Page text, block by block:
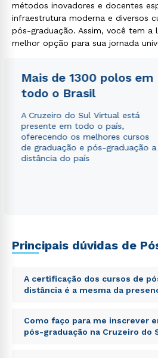
métodos inovadores e docentes
infraestrutura moderna e diversos
pós-graduação. Assim, você tem a
melhor opção para sua jornada
Mais de 1300 polos em
todo o Brasil
A Cruzeiro do Sul Virtual está
presente em todo o país,
oferecendo os melhores cursos
de graduação e pós-graduação a
distância do país
Principais dúvidas de
A certificação dos cursos de
distância é a mesma da
Sed ut perspiciatis unde omnis
voluptatem accusantium
totam rem aperiam, eaque ipsa
Como faço para me inscrever
pós-graduação na Cruzeiro do
Estou de acordo com aPolítica
autorizo que meus dados sejam
envio de conteúdos da Cruzeiro